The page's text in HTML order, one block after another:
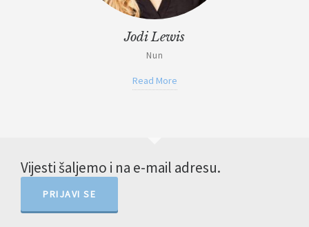
Jodi Lewis
Nun
Read More
Vijesti šaljemo i na e-mail adresu.
PRIJAVI SE